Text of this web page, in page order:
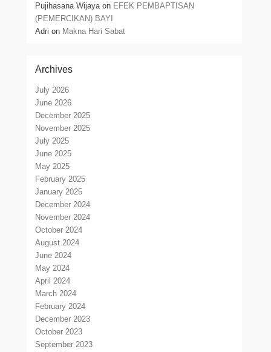
Pujihasana Wijayaon EFEK PEMBAPTISAN
(PEMERCIKAN) BAYI
Adri on Makna Hari Sabat
Archives
July 2026
June 2026
December 2025
November 2025
July 2025
June 2025
May 2025
February 2025
January 2025
December 2024
November 2024
October 2024
August 2024
June 2024
May 2024
April 2024
March 2024
February 2024
December 2023
October 2023
September 2023